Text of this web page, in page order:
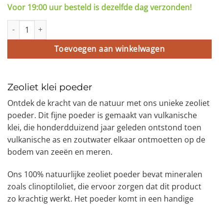
Voor 19:00 uur besteld is dezelfde dag verzonden!
Zeoliet Klei Poeder 250 gram aantal
Toevoegen aan winkelwagen
Zeoliet klei poeder
Ontdek de kracht van de natuur met ons unieke zeoliet
poeder. Dit fijne poeder is gemaakt van vulkanische
klei, die honderdduizend jaar geleden ontstond toen
vulkanische as en zoutwater elkaar ontmoetten op de
bodem van zeeën en meren.
Ons 100% natuurlijke zeoliet poeder bevat mineralen
zoals clinoptiloliet, die ervoor zorgen dat dit product
zo krachtig werkt. Het poeder komt in een handige